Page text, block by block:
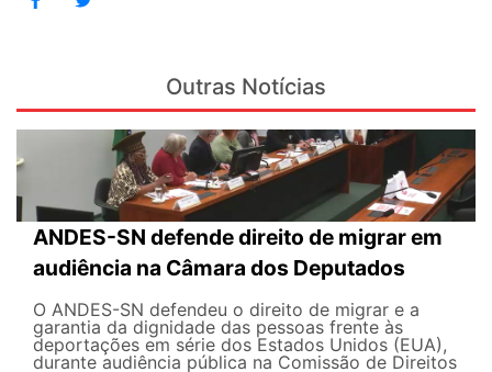
Outras Notícias
ANDES-SN defende direito de migrar em
audiência na Câmara dos Deputados
O ANDES-SN defendeu o direito de migrar e a
garantia da dignidade das pessoas frente às
deportações em série dos Estados Unidos (EUA),
durante audiência pública na Comissão de Direitos